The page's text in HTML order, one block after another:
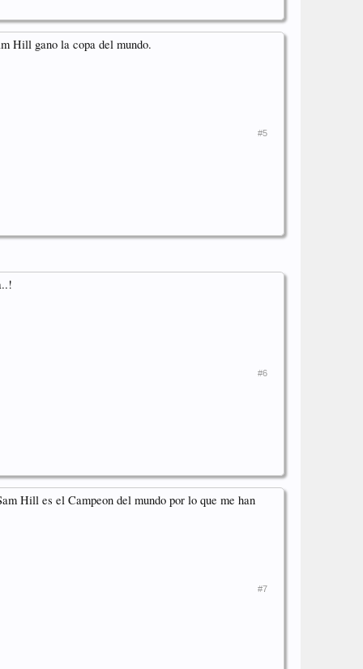
Hill gano la copa del mundo.
#5
#6
Hill es el Campeon del mundo por lo que me han
#7